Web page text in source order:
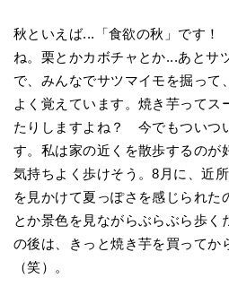
秋といえば...「食欲の秋」です
ね。栗とかカボチャとか...あと
で、みんなでサツマイモを掘って
よく覚えています。焼き芋ってス
たりしますよね？ 今でもついつ
す。私は家の近くを散歩するのが
気持ちよく歩けそう。8月に、近
を見かけて夏っぽさを感じられた
とか景色を見ながらぶらぶら歩
の後は、きっと焼き芋を買ってか
（笑）。